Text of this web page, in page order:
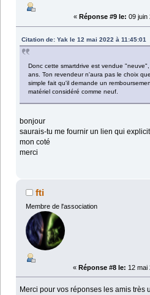
« Réponse #9 le: 09 juin
Citation de: Yak le 12 mai 2022 à 11:45:01
Donc cette smartdrive est vendue
ans. Ton revendeur n'aura pas le choix
simple fait qu'il demande un
matériel considéré comme neuf.
bonjour
saurais-tu me fournir un lien qui
mon coté
merci
fti
Membre de l'association
« Réponse #8 le: 12 mai
Merci pour vos réponses les amis très